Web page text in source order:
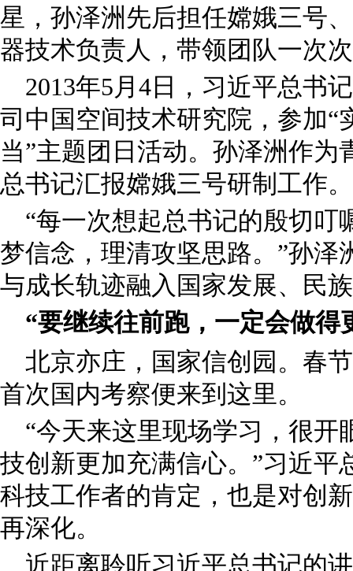
星，孙泽洲先后担任嫦娥三号
器技术负责人，带领团队一次
2013年5月4日，习近平总书
司中国空间技术研究院，参加“
当”主题团日活动。孙泽洲作为
总书记汇报嫦娥三号研制工作。
“每一次想起总书记的殷切叮
梦信念，理清攻坚思路。”孙泽
与成长轨迹融入国家发展、民
“要继续往前跑，一定会做得
北京亦庄，国家信创园。春
首次国内考察便来到这里。
“今天来这里现场学习，很开
技创新更加充满信心。”习近平
科技工作者的肯定，也是对创
再深化。
近距离聆听习近平总书记的